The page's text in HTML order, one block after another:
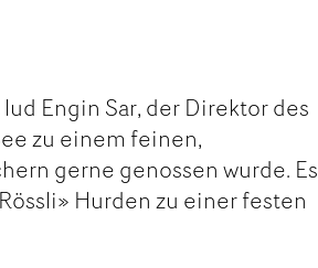
Engin Sar, der Direktor des
zu einem feinen,
gerne genossen wurde. Es
Hurden zu einer festen